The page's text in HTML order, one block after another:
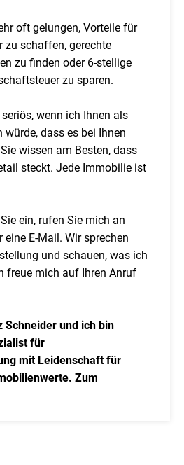
oft gelungen, Vorteile für
zu schaffen, gerechte
zu finden oder 6-stellige
zu sparen.
wenn ich Ihnen als
dass es bei Ihnen
wissen am Besten, dass
steckt. Jede Immobilie ist
ein, rufen Sie mich an
eine E-Mail. Wir sprechen
und schauen, was ich
freue mich auf Ihren Anruf
Schneider und ich bin
für
mit Leidenschaft für
Zum